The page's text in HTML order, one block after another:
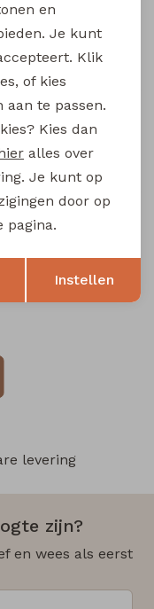
newborn
levering
zijn?
en wees als eerst
Opslaan
en
Je kunt
Klik
of kies
te passen.
Kies dan
alles over
Je kunt op
door op
pagina.
Instellen